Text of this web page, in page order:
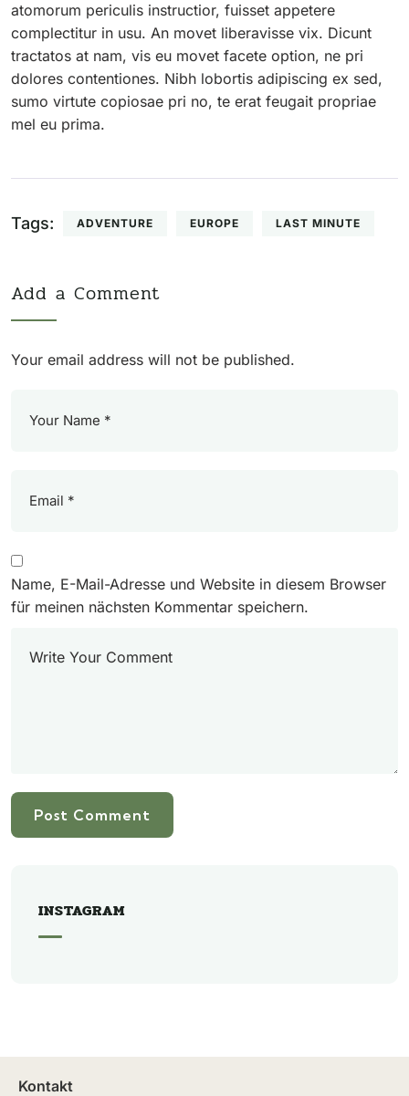
atomorum periculis instructior, fuisset appetere
complectitur in usu. An movet liberavisse vix. Dicunt
tractatos at nam, vis eu movet facete option, ne pri
dolores contentiones. Nibh lobortis adipiscing ex sed,
sumo virtute copiosae pri no, te erat feugait propriae
mel eu prima.
Tags: ADVENTURE EUROPE LAST MINUTE
Add a Comment
Your email address will not be published.
Name, E-Mail-Adresse und Website in diesem Browser
für meinen nächsten Kommentar speichern.
INSTAGRAM
Kontakt